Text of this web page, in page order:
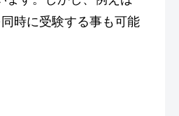
時に受験する事も可能